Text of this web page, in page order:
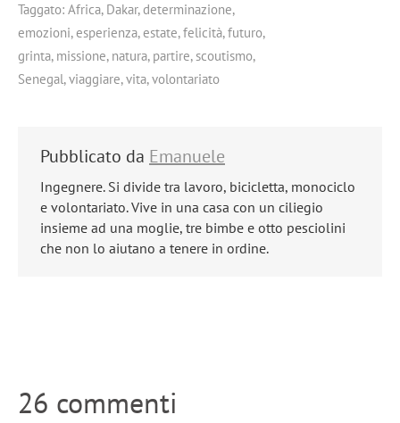
Taggato: Africa, Dakar,determinazione,
emozioni,esperienza,estate,felicità,futuro,
grinta, missione, natura, partire,scoutismo,
Senegal,viaggiare,vita,volontariato
Pubblicato da Emanuele
Ingegnere. Si divide tra lavoro, bicicletta, monociclo
e volontariato. Vive in una casa con un ciliegio
insieme ad una moglie, tre bimbe e otto pesciolini
che non lo aiutano a tenere in ordine.
26 commenti